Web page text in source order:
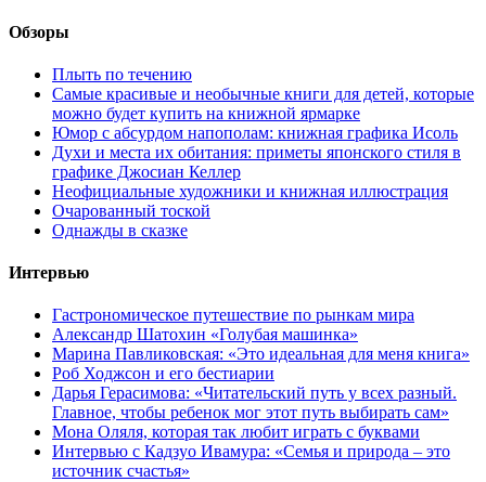
Обзоры
Плыть по течению
Самые красивые и необычные книги для детей, которые
можно будет купить на книжной ярмарке
Юмор с абсурдом напополам: книжная графика Исоль
Духи и места их обитания: приметы японского стиля в
графике Джосиан Келлер
Неофициальные художники и книжная иллюстрация
Очарованный тоской
Однажды в сказке
Интервью
Гастрономическое путешествие по рынкам мира
Александр Шатохин «Голубая машинка»
Марина Павликовская: «Это идеальная для меня книга»
Роб Ходжсон и его бестиарии
Дарья Герасимова: «Читательский путь у всех разный.
Главное, чтобы ребенок мог этот путь выбирать сам»
Мона Оляля, которая так любит играть с буквами
Интервью с Кадзуо Ивамура: «Семья и природа – это
источник счастья»